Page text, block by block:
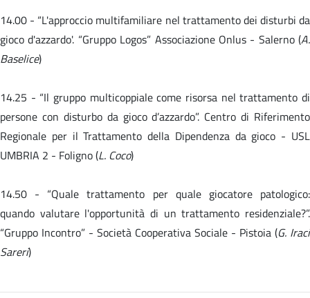
14.00 - “L'approccio multifamiliare nel trattamento dei disturbi da
gioco d'azzardo'. “Gruppo Logos” Associazione Onlus - Salerno (A.
Baselice)
14.25 - “Il gruppo multicoppiale come risorsa nel trattamento di
persone con disturbo da gioco d’azzardo”. Centro di Riferimento
Regionale per il Trattamento della Dipendenza da gioco - USL
UMBRIA 2 - Foligno (L. Coco)
14.50 - “Quale trattamento per quale giocatore patologico:
quando valutare l'opportunità di un trattamento residenziale?”.
“Gruppo Incontro” - Società Cooperativa Sociale - Pistoia (G. Iraci
Sareri)